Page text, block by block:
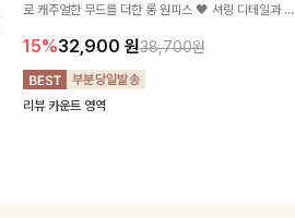
로 캐주얼한 무드를 더한 롱 원피스 🖤 셔링 디테일과 쫀
15%32,900 원38,700원
리뷰 카운트 영역